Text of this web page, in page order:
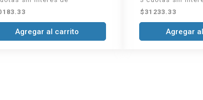
Agregar al carrito
$31233.33
Agregar